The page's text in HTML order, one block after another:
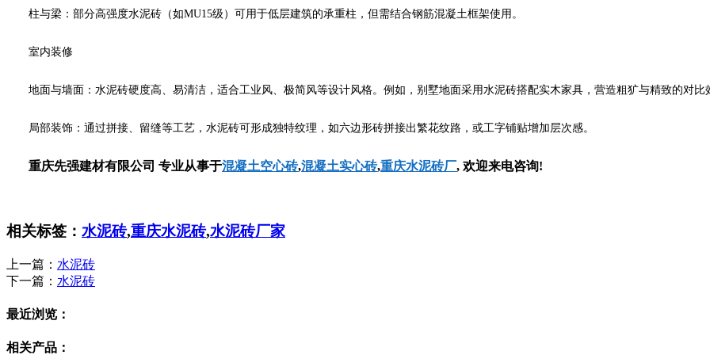
柱与梁：部分高强度水泥砖（如MU15级）可用于低层建筑的承重柱，但需结合钢筋混凝土框架使用。
室内装修
地面与墙面：水泥砖硬度高、易清洁，适合工业风、极简风等设计风格。例如，别墅地面采用水泥砖搭配实木家具，营造粗犷与精致的对比
局部装饰：通过拼接、留缝等工艺，水泥砖可形成独特纹理，如六边形砖拼接出繁花纹路，或工字铺贴增加层次感。
重庆先强建材有限公司 专业从事于混凝土空心砖,混凝土实心砖,重庆水泥砖厂, 欢迎来电咨询!
相关标签： 水泥砖,重庆水泥砖,水泥砖厂家
上一篇： 水泥砖
下一篇： 水泥砖
最近浏览：
相关产品：